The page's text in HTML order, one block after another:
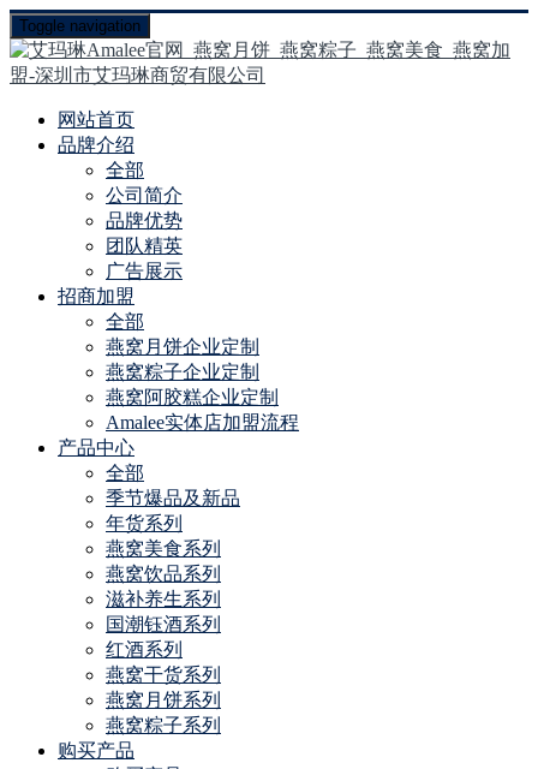
Toggle navigation
网站首页
品牌介绍
全部
公司简介
品牌优势
团队精英
广告展示
招商加盟
全部
燕窝月饼企业定制
燕窝粽子企业定制
燕窝阿胶糕企业定制
Amalee实体店加盟流程
产品中心
全部
季节爆品及新品
年货系列
燕窝美食系列
燕窝饮品系列
滋补养生系列
国潮钰酒系列
红酒系列
燕窝干货系列
燕窝月饼系列
燕窝粽子系列
购买产品